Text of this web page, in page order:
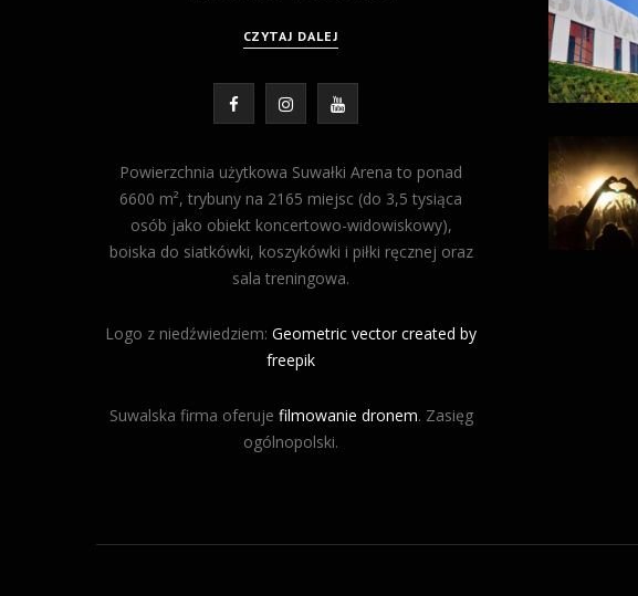
CZYTAJ DALEJ
F
c
e
I
s
t
a
Y
u
T
Powierzchnia użytkowa Suwałki Arena to ponad
6600 m², trybuny na 2165 miejsc (do 3,5 tysiąca
osób jako obiekt koncertowo-widowiskowy),
boiska do siatkówki, koszykówki i piłki ręcznej oraz
sala treningowa.
Logo z niedźwiedziem:Geometric vector created by
freepik
Suwalska firma oferuje filmowanie dronem. Zasięg
ogólnopolski.